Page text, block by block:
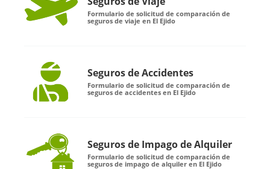
Formulario de solicitud de comparación de
seguros de viaje en El Ejido
Seguros de Accidentes
Formulario de solicitud de comparación de
seguros de accidentes en El Ejido
Seguros de Impago de Alquiler
Formulario de solicitud de comparación de
seguros de impago de alquiler en El Ejido